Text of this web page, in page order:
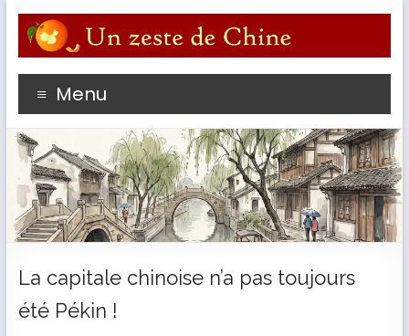
contenu
Profitez du meilleur de votre séjour en Chine avec un
Menu
La capitale chinoise n’a pas toujours
été Pékin !